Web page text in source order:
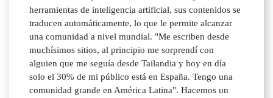
herramientas de inteligencia artificial, sus contenidos se
traducen automáticamente, lo que le permite alcanzar
una comunidad a nivel mundial. "Me escriben desde
muchísimos sitios, al principio me sorprendí con
alguien que me seguía desde Tailandia y hoy en día
solo el 30% de mi público está en España. Tengo una
comunidad grande en América Latina". Hacemos un